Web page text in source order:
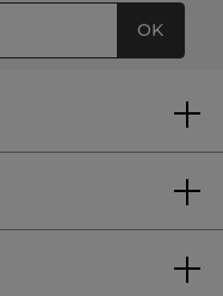
OK